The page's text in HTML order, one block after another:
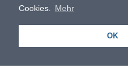
Cookies.
Mehr
OK